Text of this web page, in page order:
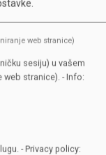
web stranice)
sesiju) u vašem
stranice). - Info:
- Privacy policy: